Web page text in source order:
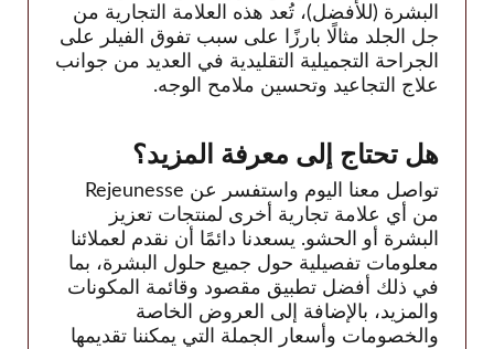
البشرة (للأفضل)، تُعد هذه العلامة التجارية من
جل الجلد مثالًا بارزًا على سبب تفوق الفيلر على
الجراحة التجميلية التقليدية في العديد من جوانب
علاج التجاعيد وتحسين ملامح الوجه.
هل تحتاج إلى معرفة المزيد؟
تواصل معنا اليوم واستفسر عن Rejeunesse
من أي علامة تجارية أخرى لمنتجات تعزيز
البشرة أو الحشو. يسعدنا دائمًا أن نقدم لعملائنا
معلومات تفصيلية حول جميع حلول البشرة، بما
في ذلك أفضل تطبيق مقصود وقائمة المكونات
والمزيد، بالإضافة إلى العروض الخاصة
والخصومات وأسعار الجملة التي يمكننا تقديمها